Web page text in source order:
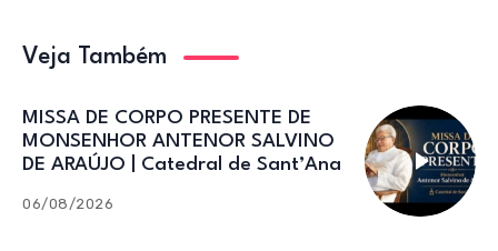
Veja Também
MISSA DE CORPO PRESENTE DE
MONSENHOR ANTENOR SALVINO
DE ARAÚJO | Catedral de Sant’Ana
06/08/2026